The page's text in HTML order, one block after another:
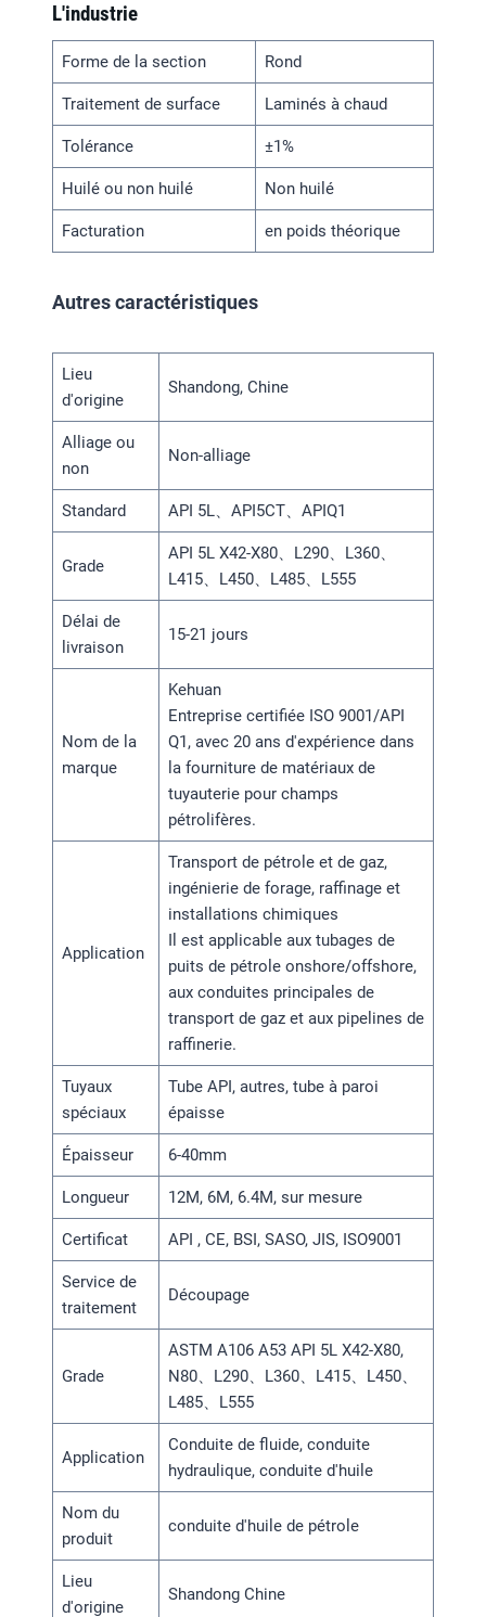
L'industrie
Forme de la section Rond
Traitement de surface Laminés à chaud
Tolérance ±1%
Huilé ou non huilé Non huilé
Facturation en poids théorique
Autres caractéristiques
Lieu
d'origine
Shandong, Chine
Alliage ou
non
Non-alliage
Standard API 5L、API5CT、APIQ1
Grade
API 5L X42-X80、L290、L360、
L415、L450、L485、L555
Délai de
livraison
15-21 jours
Nom de la
marque
Kehuan
Entreprise certifiée ISO 9001/API
Q1, avec 20 ans d'expérience dans
la fourniture de matériaux de
tuyauterie pour champs
pétrolifères.
Application
Transport de pétrole et de gaz,
ingénierie de forage, raffinage et
installations chimiques
Il est applicable aux tubages de
puits de pétrole onshore/offshore,
aux conduites principales de
transport de gaz et aux pipelines de
raffinerie.
Tuyaux
spéciaux
Tube API, autres, tube à paroi
épaisse
Épaisseur 6-40mm
Longueur 12M, 6M, 6.4M, sur mesure
Certificat API , CE, BSI, SASO, JIS, ISO9001
Service de
traitement
Découpage
Grade
ASTM A106 A53 API 5L X42-X80,
N80、L290、L360、L415、L450、
L485、L555
Application
Conduite de fluide, conduite
hydraulique, conduite d'huile
Nom du
produit
conduite d'huile de pétrole
Lieu
d'origine
Shandong Chine